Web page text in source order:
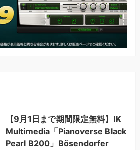
【9月1日まで期間限定無料】IK
Multimedia「Pianoverse Black
Pearl B200」Bösendorfer